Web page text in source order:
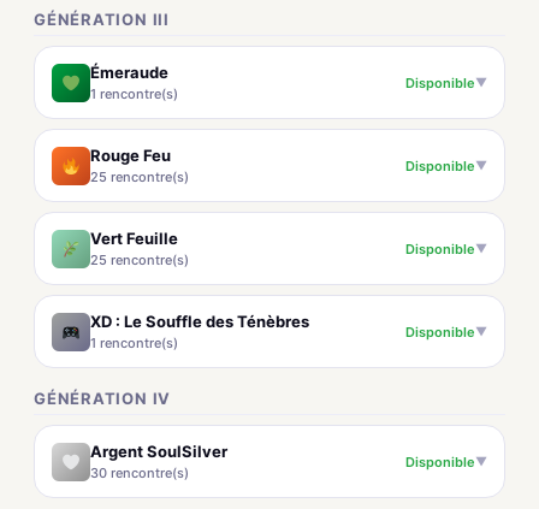
GÉNÉRATION III
Émeraude
1 rencontre(s)
Disponible▼
Rouge Feu
25 rencontre(s)
Disponible▼
Vert Feuille
25 rencontre(s)
Disponible▼
XD : Le Souffle des Ténèbres
1 rencontre(s)
Disponible▼
GÉNÉRATION IV
Argent SoulSilver
30 rencontre(s)
Disponible▼